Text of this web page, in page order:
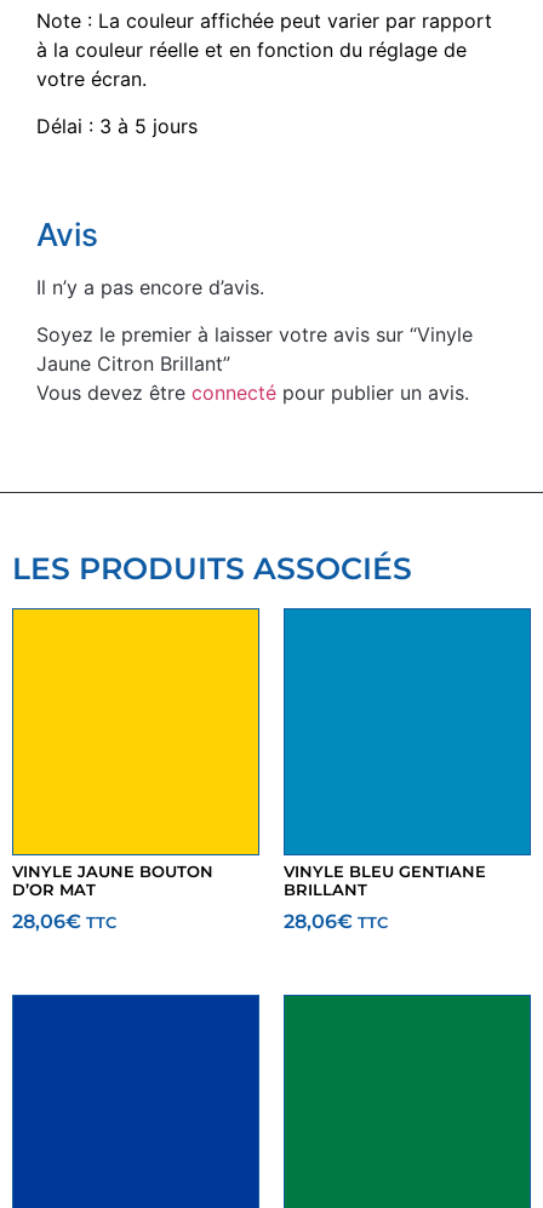
Note : La couleur affichée peut varier par rapport
à la couleur réelle et en fonction du réglage de
votre écran.
Délai : 3 à 5 jours
Avis
Il n’y a pas encore d’avis.
Soyez le premier à laisser votre avis sur “Vinyle
Jaune Citron Brillant”
Vous devez être connecté pour publier un avis.
LES PRODUITS ASSOCIÉS
VINYLE JAUNE BOUTON
D’OR MAT
28,06€ TTC
VINYLE BLEU GENTIANE
BRILLANT
28,06€ TTC